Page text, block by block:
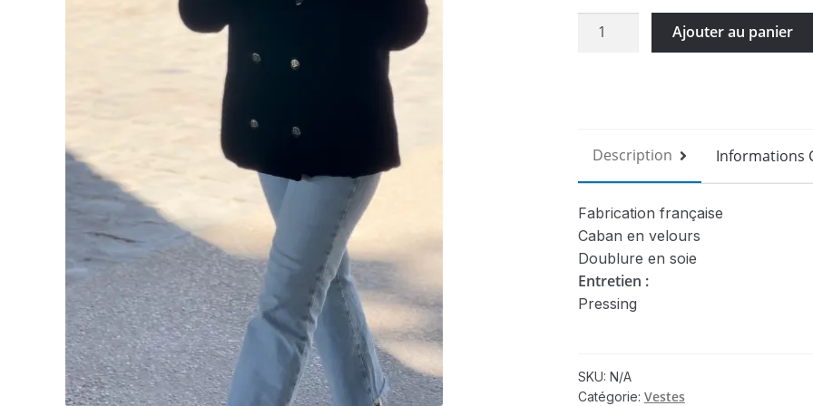
Caban
Ajouter au panier
Description Informations
Fabrication française
Caban en velours
Doublure en soie
Entretien :
Pressing
SKU: N/A
Catégorie: Vestes